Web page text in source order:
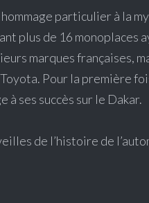
particulier à la
plus de 16
marques françaises,
Pour la première
ses succès sur le Dakar.
de l’histoire de